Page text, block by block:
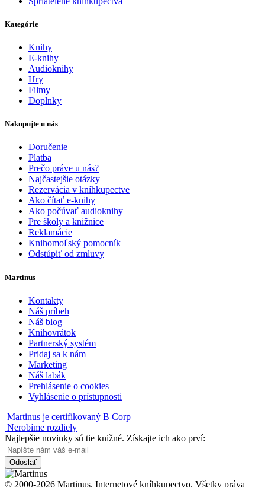
Kategórie
Knihy
E-knihy
Audioknihy
Hry
Filmy
Doplnky
Nakupujte u nás
Doručenie
Platba
Prečo práve u nás?
Najčastejšie otázky
Rezervácia v kníhkupectve
Ako čítať e-knihy
Ako počúvať audioknihy
Pre školy a knižnice
Reklamácie
Knihomoľský pomocník
Odstúpiť od zmluvy
Martinus
Kontakty
Náš príbeh
Náš blog
Knihovrátok
Partnerský systém
Pridaj sa k nám
Marketing
Náš labák
Prehlásenie o cookies
Vyhlásenie o prístupnosti
Martinus je certifikovaný B Corp
Nerobíme rozdiely
Najlepšie novinky sú tie knižné. Získajte ich ako prví:
Odoslať
© 2000-2026 Martinus. Internetové kníhkupectvo. Všetky práva